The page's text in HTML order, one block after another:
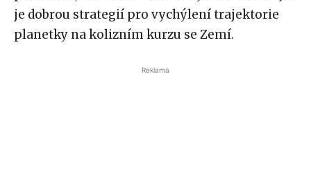
je dobrou strategií pro vychýlení trajektorie
planetky na kolizním kurzu se Zemí.
Reklama